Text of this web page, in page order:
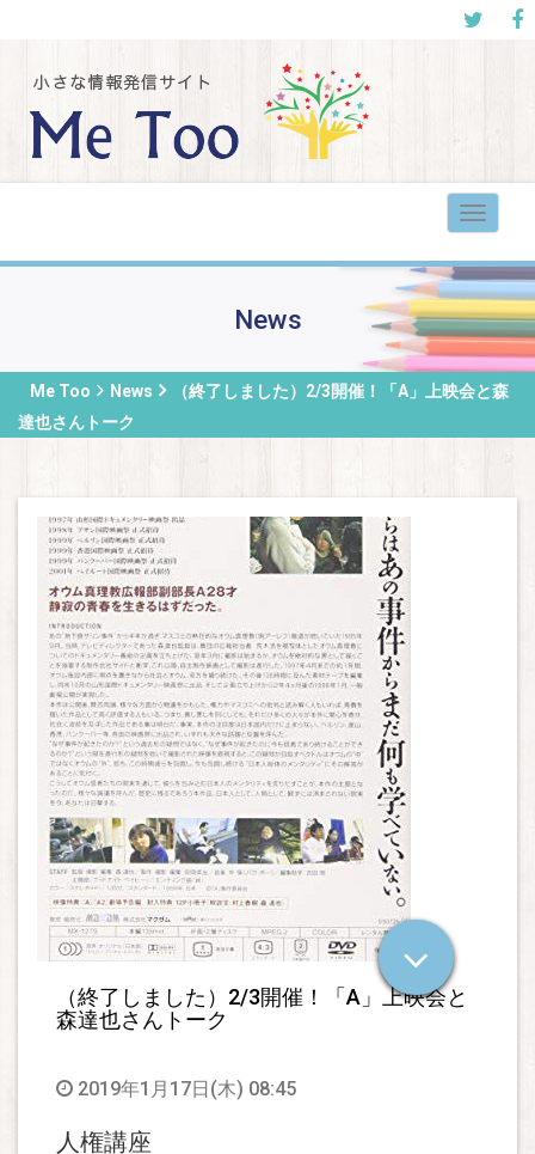
Toggle
News
Me Too News
（終了しました）2/3開催！「A」上映会と森
達也さんトーク
（終了しました）2/3開催！「A」上映会と
森達也さんトーク
2019年1月17日(木) 08:45
人権講座